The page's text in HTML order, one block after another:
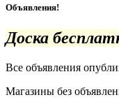
Объявления!
Доска
Все объявления
Магазины без